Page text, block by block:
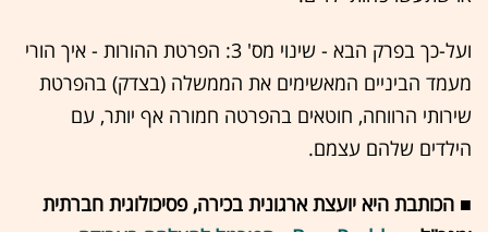
ועל-כך בפרק הבא - שינוי מס' 3: הפרטת ההורות - איך הורי
מעמד הביניים המאשימים את הממשלה (בצדק) בהפרטת
שירותי הרווחה, חוטאים בהפרטה חמורה אף יותר, עם
הילדים שלהם עצמם.
■ הכותבת היא יועצת ארגונית בכירה, פסיכולוגית חברתית